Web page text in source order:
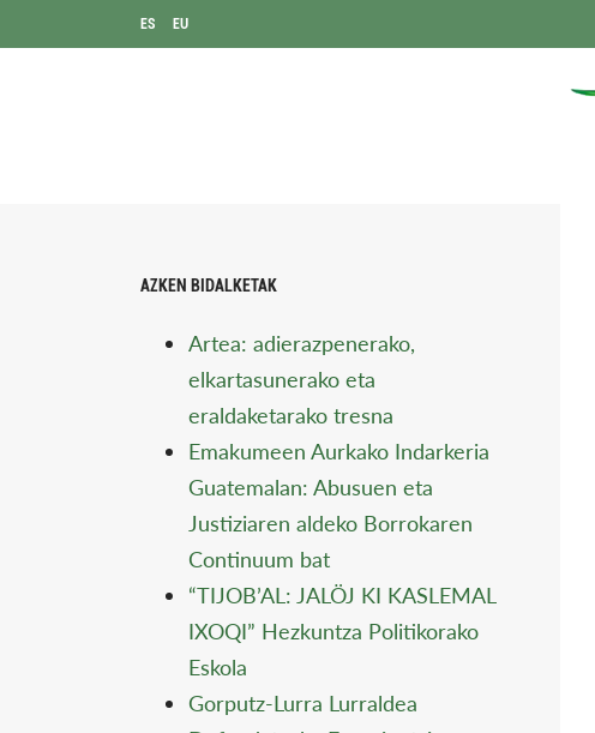
ES EU
AZKEN BIDALKETAK
Artea: adierazpenerako,
elkartasunerako eta
eraldaketarako tresna
Emakumeen Aurkako Indarkeria
Guatemalan: Abusuen eta
Justiziaren aldeko Borrokaren
Continuum bat
“TIJOB’AL: JALÖJ KI KASLEMAL
IXOQI” Hezkuntza Politikorako
Eskola
Gorputz-Lurra Lurraldea